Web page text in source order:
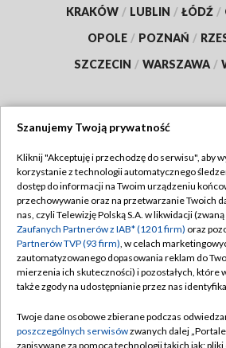
KRAKÓW / LUBLIN / ŁÓDŹ /
OPOLE / POZNAŃ /
SZCZECIN / WARSZAWA /
TVP
Abonament TVP
Emisja w TVP
Centrum informacji TVP
Naziemna Telewizja Cyfrowa
Rada Programowa
Regulamin TVP
Polityka
Moje zgody
Pomoc
Kontakt
Szanujemy Twoją prywatność
Kliknij "Akceptuję i przechodzę do serwisu", aby
korzystanie z technologii automatycznego
dostęp do informacji na Twoim urządzeniu
przechowywanie oraz na przetwarzanie Twoich
nas, czyli Telewizję Polską S.A. w likwidacji
Zaufanych Partnerów z IAB* (1201 firm) oraz
Partnerów TVP (93 firm), w celach
zautomatyzowanego dopasowania reklam do
mierzenia ich skuteczności) i pozostałych, które
także zgody na udostępnianie przez nas
Twoje dane osobowe zbierane podczas
poszczególnych serwisówzwanych dalej
zapisywane za pomocą technologii takich jak: